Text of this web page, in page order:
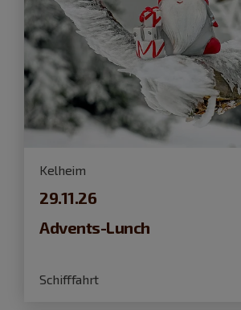
Kelheim
29.11.26
Advents-Lunch
Schifffahrt